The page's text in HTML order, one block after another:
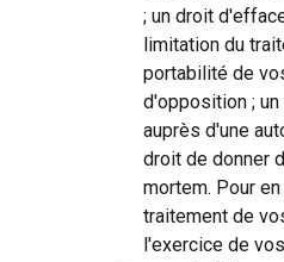
; un droit
limitation du
portabilité de
d'opposition ;
auprès d'une
droit de donner
mortem. Pour
traitement de
l'exercice de